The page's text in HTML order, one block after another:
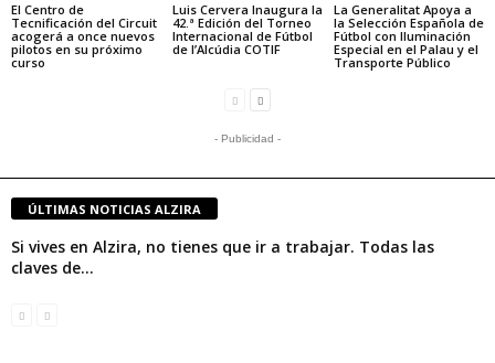
El Centro de
Tecnificación del Circuit
acogerá a once nuevos
pilotos en su próximo
curso
Luis Cervera Inaugura la
42.ª Edición del Torneo
Internacional de Fútbol
de l’Alcúdia COTIF
La Generalitat Apoya a
la Selección Española de
Fútbol con Iluminación
Especial en el Palau y el
Transporte Público
- Publicidad -
ÚLTIMAS NOTICIAS ALZIRA
Si vives en Alzira, no tienes que ir a trabajar. Todas las
claves de...